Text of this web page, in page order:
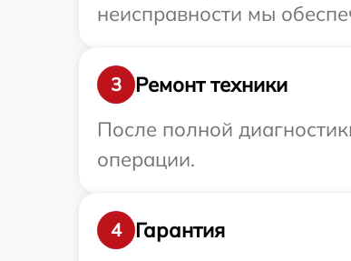
неисправности мы
3
Ремонт техники
После полной
операции.
4
Гарантия